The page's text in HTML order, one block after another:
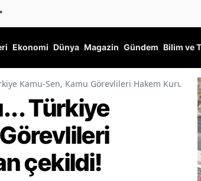
°
Ekonomi Dünya Magazin Gündem Bilim ve
Kamu-Sen, Kamu Görevlileri Hakem
Türkiye
çekildi!